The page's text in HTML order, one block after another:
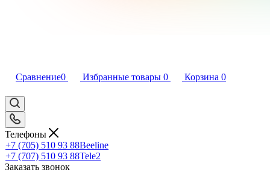
Сравнение0 Избранные товары 0 Корзина 0
Телефоны
+7 (705) 510 93 88Beeline
+7 (707) 510 93 88Tele2
Заказать звонок